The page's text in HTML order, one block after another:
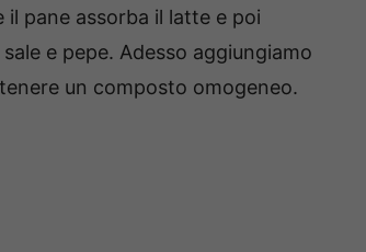
pane assorba il latte e poi
e pepe. Adesso aggiungiamo
un composto omogeneo.